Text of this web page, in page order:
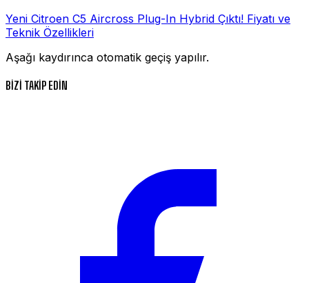
Yeni Citroen C5 Aircross Plug-In Hybrid Çıktı! Fiyatı ve
Teknik Özellikleri
Aşağı kaydırınca otomatik geçiş yapılır.
BİZİ TAKİP EDİN